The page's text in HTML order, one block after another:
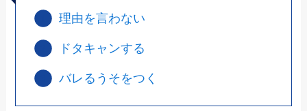
理由を言わない
ドタキャンする
バレるうそをつく